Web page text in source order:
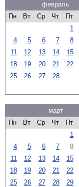
февраль
Пн
Вт Ср Чт Пт
1
4
5 6 7 8
11
12 13 14 15
18
19 20 21 22
25
26 27 28
март
Пн
Вт Ср Чт Пт
1
4
5 6 7 8
11
12 13 14 15
18
19 20 21 22
25
26 27 28 29